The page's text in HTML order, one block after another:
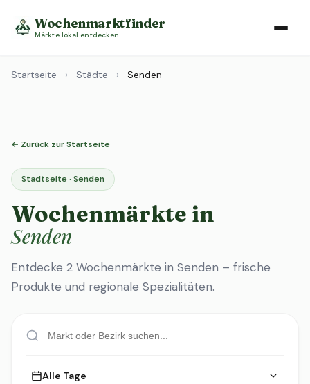
Wochenmarktfinder
Märkte lokal entdecken
Startseite › Städte › Senden
← Zurück zur Startseite
Stadtseite · Senden
Wochenmärkte in
Senden
Entdecke 2 Wochenmärkte in Senden – frische
Produkte und regionale Spezialitäten.
Alle Tage